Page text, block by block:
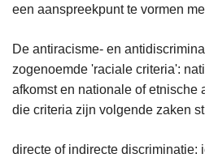
een aanspreekpunt te vormen
De antiracisme- en
zogenoemde 'raciale criteria':
afkomst en nationale of etnische
die criteria zijn volgende zaken
directe of indirecte discriminatie: